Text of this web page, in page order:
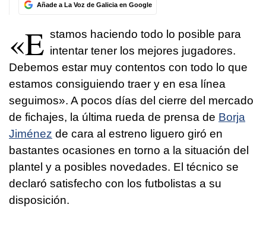
Añade a La Voz de Galicia en Google
«E stamos haciendo todo lo posible para
intentar tener los mejores jugadores.
Debemos estar muy contentos con todo lo que
estamos consiguiendo traer y en esa línea
seguimos». A pocos días del cierre del mercado
de fichajes, la última rueda de prensa de Borja
Jiménez de cara al estreno liguero giró en
bastantes ocasiones en torno a la situación del
plantel y a posibles novedades. El técnico se
declaró satisfecho con los futbolistas a su
disposición.